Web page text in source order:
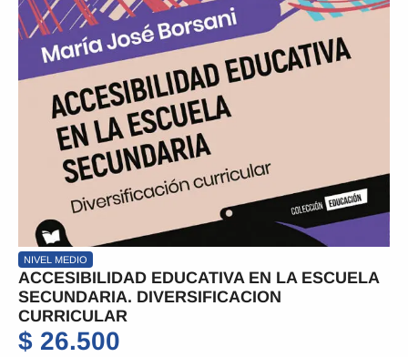
NIVEL MEDIO
ACCESIBILIDAD EDUCATIVA EN LA ESCUELA
SECUNDARIA. DIVERSIFICACION
CURRICULAR
$ 26.500